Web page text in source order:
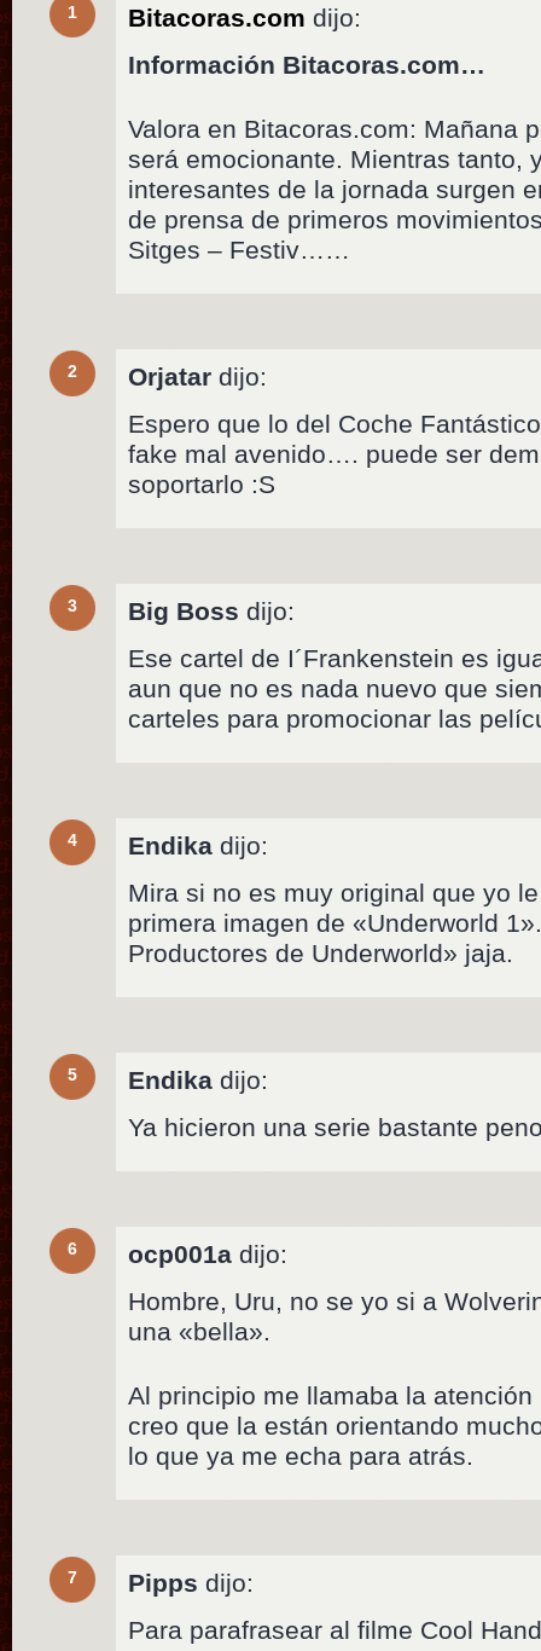
1 Bitacoras.com dijo:
Información Bitacoras.com…
Valora en Bitacoras.com: Mañana
será emocionante. Mientras tanto,
interesantes de la jornada surgen
de prensa de primeros
Sitges – Festiv……
2 Orjatar dijo:
Espero que lo del Coche
fake mal avenido…. puede ser
soportarlo :S
3 Big Boss dijo:
Ese cartel de I´Frankenstein es
aun que no es nada nuevo que
carteles para promocionar las
4 Endika dijo:
Mira si no es muy original que yo
primera imagen de «Underworld
Productores de Underworld» jaja.
5 Endika dijo:
Ya hicieron una serie bastante
6 ocp001a dijo:
Hombre, Uru, no se yo si a
una «bella».
Al principio me llamaba la
creo que la están orientando
lo que ya me echa para atrás.
7 Pipps dijo:
Para parafrasear al filme Cool